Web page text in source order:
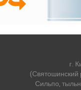
г.
(Святошинский
Сильпо,